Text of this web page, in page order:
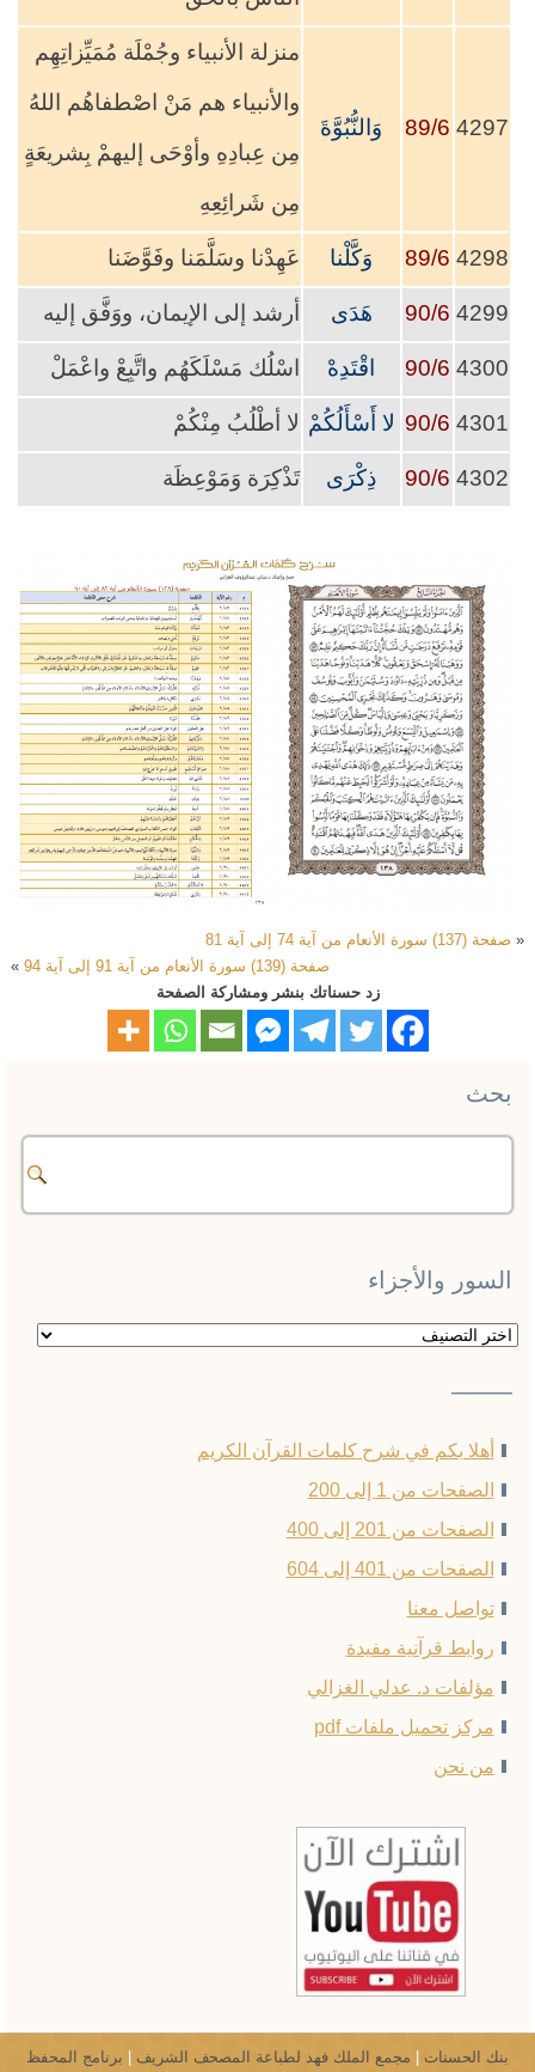
4297
89/6 وَالنُّبُوَّةَ
منزلة الأنبياء وجُمْلَة مُمَيِّزاتِهِم
والأنبياء هم مَنْ اصْطفاهُم اللهُ
مِن عِبادِهِ وأوْحَى إليهمْ بِشريعَةٍ
مِن شَرائِعِهِ
4298
89/6 وَكَّلْنا عَهِدْنا وسَلَّمَنا وفَوَّضَنا
4299
90/6 هَدَى أرشد إلى الإيمان، ووَفَّق إليه
4300
90/6 اقْتَدِهْ اسْلُك مَسْلَكَهُم واتَّبِعْ واعْمَلْ
4301
90/6 لا أَسْأَلُكُمْ لا أطْلُبُ مِنْكُمْ
4302
90/6 ذِكْرَى تَذْكِرَة وَمَوْعِظَة
« صفحة (137) سورة الأنعام من آية 74 إلى آية 81
صفحة (139) سورة الأنعام من آية 91 إلى آية 94
»
زد حسناتك بنشر ومشاركة الصفحة
بحث
السور والأجزاء
السور
——–
أهلا بكم في شرح كلمات القرآن الكريم
الصفحات من 1 إلى 200
الصفحات من 201 إلى 400
الصفحات من 401 إلى 604
تواصل معنا
روابط قرآنية مفيدة
مؤلفات د. عدلي الغزالي
مركز تحميل ملفات pdf
من نحن
بنك الحسنات | مجمع الملك فهد لطباعة المصحف الشريف | برنامج المحفظ